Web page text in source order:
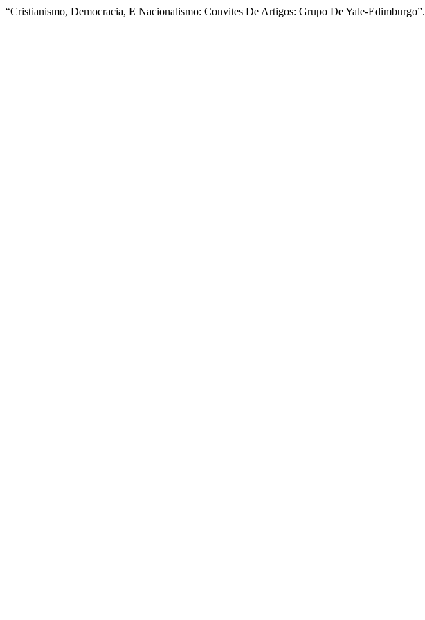
“Cristianismo, Democracia, E Nacionalismo: Convites De Artigos: Grupo De Yale-Edimburgo”.